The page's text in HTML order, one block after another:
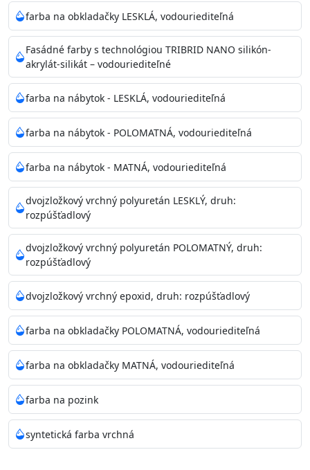
25°C
farba na obkladačky LESKLÁ, vodouriediteľná
Fasádné farby s technológiou TRIBRID NANO silikón-
akrylát-silikát – vodouriediteľné
farba na nábytok - LESKLÁ, vodouriediteľná
farba na nábytok - POLOMATNÁ, vodouriediteľná
farba na nábytok - MATNÁ, vodouriediteľná
dvojzložkový vrchný polyuretán LESKLÝ, druh:
rozpúšťadlový
dvojzložkový vrchný polyuretán POLOMATNÝ, druh:
rozpúšťadlový
dvojzložkový vrchný epoxid, druh: rozpúšťadlový
farba na obkladačky POLOMATNÁ, vodouriediteľná
farba na obkladačky MATNÁ, vodouriediteľná
farba na pozink
syntetická farba vrchná